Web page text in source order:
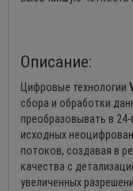
Описание:
Цифровые технологии
сбора и обработки
преобразовывать в
исходных
потоков, создавая в
качества с
увеличенных